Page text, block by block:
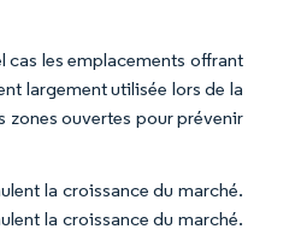
cas les emplacements offrant
largement utilisée lors de la
zones ouvertes pour prévenir
la croissance du marché.
la croissance du marché.